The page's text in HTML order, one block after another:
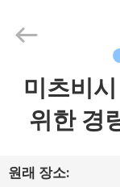
품
Shanghai
Reserved.
미츠비
위한 경
원래 장소: